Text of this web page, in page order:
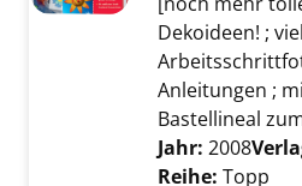
Dekoideen! ;
Anleitungen ;
Bastellineal
Suche nach
Jahr: 2008
Reihe: Topp